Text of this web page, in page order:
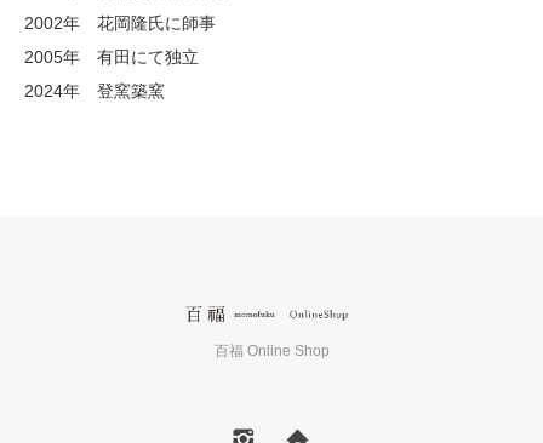
2002年 花岡隆氏に師事
2005年 有田にて独立
2024年 登窯築窯
百福 Online Shop